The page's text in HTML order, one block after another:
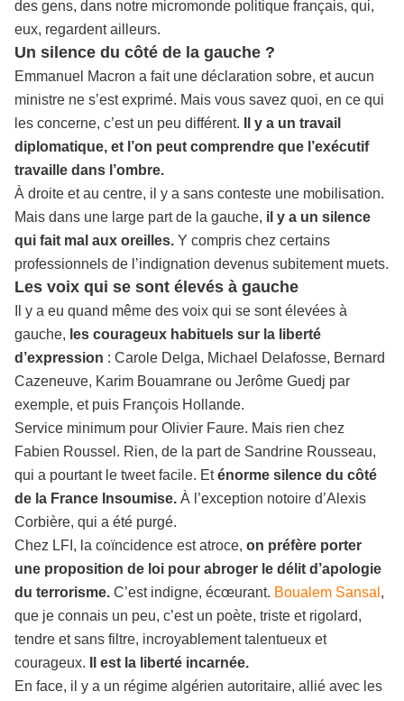
des gens, dans notre micromonde politique français, qui,
eux, regardent ailleurs.
Un silence du côté de la gauche ?
Emmanuel Macron a fait une déclaration sobre, et aucun
ministre ne s’est exprimé. Mais vous savez quoi, en ce qui
les concerne, c’est un peu différent.
Il y a un travail
diplomatique, et l’on peut comprendre que l’exécutif
travaille dans l’ombre.
À droite et au centre, il y a sans conteste une mobilisation.
Mais dans une large part de la gauche, il y a un silence
qui fait mal aux oreilles. Y compris chez certains
professionnels de l’indignation devenus subitement muets.
Les voix qui se sont élevés à gauche
Il y a eu quand même des voix qui se sont élevées à
gauche, les courageux habituels sur la liberté
d’expression : Carole Delga, Michael Delafosse, Bernard
Cazeneuve, Karim Bouamrane ou Jerôme Guedj par
exemple, et puis François Hollande.
Service minimum pour Olivier Faure. Mais rien chez
Fabien Roussel. Rien, de la part de Sandrine Rousseau,
qui a pourtant le tweet facile. Eténorme silence du côté
de la France Insoumise. À l’exception notoire d’Alexis
Corbière, qui a été purgé.
Chez LFI, la coïncidence est atroce, on préfère porter
une proposition de loi pour abroger le délit d’apologie
du terrorisme. C’est indigne, écœurant. Boualem Sansal ,
que je connais un peu, c’est un poète, triste et rigolard,
tendre et sans filtre, incroyablement talentueux et
courageux.
Il est la liberté incarnée.
En face, il y a un régime algérien autoritaire, allié avec les